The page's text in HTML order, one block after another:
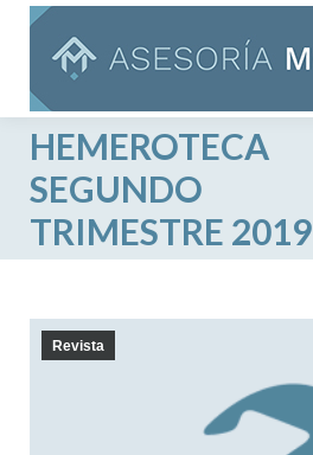
HEMEROTECA
SEGUNDO
TRIMESTRE 2019
Revista